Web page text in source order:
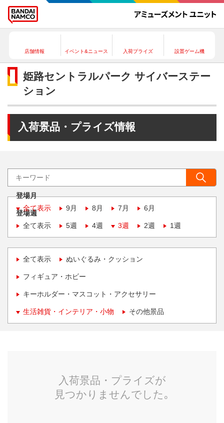
店舗情報 イベント&ニュース 入荷プライズ 設置ゲーム機
姫路セントラルパーク サイバーステー
ション
入荷景品・プライズ情報
登場月
全て表示
9月 8月 7月 6月
登場週
全て表示
5週 4週 3週 2週 1週
全て表示 ぬいぐるみ・クッション
フィギュア・ホビー
キーホルダー・マスコット・アクセサリー
生活雑貨・インテリア・小物 その他景品